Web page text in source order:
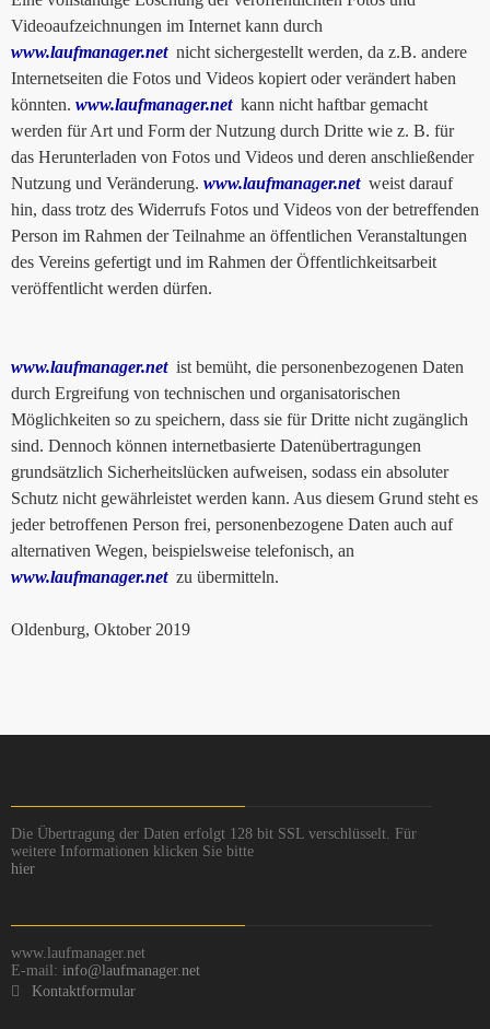
Videoaufzeichnungen im Internet kann durch
www.laufmanager.netnicht sichergestellt werden, da z.B. andere
Internetseiten die Fotos und Videos kopiert oder verändert haben
könnten. www.laufmanager.netkann nicht haftbar gemacht
werden für Art und Form der Nutzung durch Dritte wie z. B. für
das Herunterladen von Fotos und Videos und deren anschließender
Nutzung und Veränderung. www.laufmanager.netweist darauf
hin, dass trotz des Widerrufs Fotos und Videos von der betreffenden
Person im Rahmen der Teilnahme an öffentlichen Veranstaltungen
des Vereins gefertigt und im Rahmen der Öffentlichkeitsarbeit
veröffentlicht werden dürfen.
www.laufmanager.netist bemüht, die personenbezogenen Daten
durch Ergreifung von technischen und organisatorischen
Möglichkeiten so zu speichern, dass sie für Dritte nicht zugänglich
sind. Dennoch können internetbasierte Datenübertragungen
grundsätzlich Sicherheitslücken aufweisen, sodass ein absoluter
Schutz nicht gewährleistet werden kann. Aus diesem Grund steht es
jeder betroffenen Person frei, personenbezogene Daten auch auf
alternativen Wegen, beispielsweise telefonisch, an
www.laufmanager.netzu übermitteln.
Oldenburg, Oktober 2019
Die Übertragung der Daten erfolgt 128 bit SSL verschlüsselt. Für
weitere Informationen klicken Sie bitte
hier
www.laufmanager.net
E-mail: info@laufmanager.net
Kontaktformular